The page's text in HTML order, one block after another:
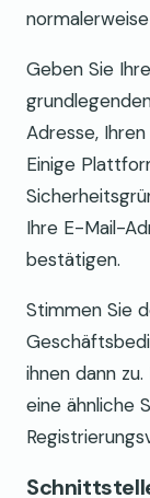
Geben Sie
Adresse,
Einige
Ihre E-Mail-
bestätigen.
Stimmen Sie
ihnen dann
eine ähnliche